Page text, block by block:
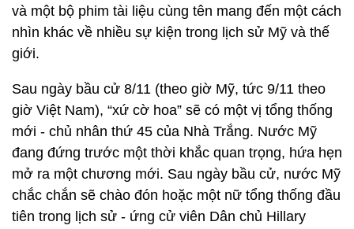
và một bộ phim tài liệu cùng tên mang đến một cách
nhìn khác về nhiều sự kiện trong lịch sử Mỹ và thế
giới.
Sau ngày bầu cử 8/11 (theo giờ Mỹ, tức 9/11 theo
giờ Việt Nam), “xứ cờ hoa” sẽ có một vị tổng thống
mới - chủ nhân thứ 45 của Nhà Trắng. Nước Mỹ
đang đứng trước một thời khắc quan trọng, hứa hẹn
mở ra một chương mới. Sau ngày bầu cử, nước Mỹ
chắc chắn sẽ chào đón hoặc một nữ tổng thống đầu
tiên trong lịch sử - ứng cử viên Dân chủ Hillary